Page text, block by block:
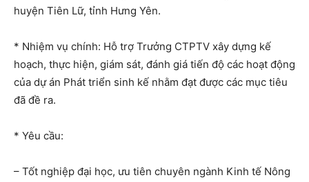
huyện Tiên Lữ, tỉnh Hưng Yên.
* Nhiệm vụ chính: Hỗ trợ Trưởng CTPTV xây dựng kế
hoạch, thực hiện, giám sát, đánh giá tiến độ các hoạt động
của dự án Phát triển sinh kế nhằm đạt được các mục tiêu
đã đề ra.
* Yêu cầu:
– Tốt nghiệp đại học, ưu tiên chuyên ngành Kinh tế Nông